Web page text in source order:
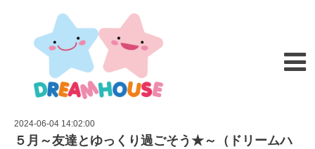
2024-06-04 14:02:00
５月～友達とゆっくり過ごそう★～（ドリームハ